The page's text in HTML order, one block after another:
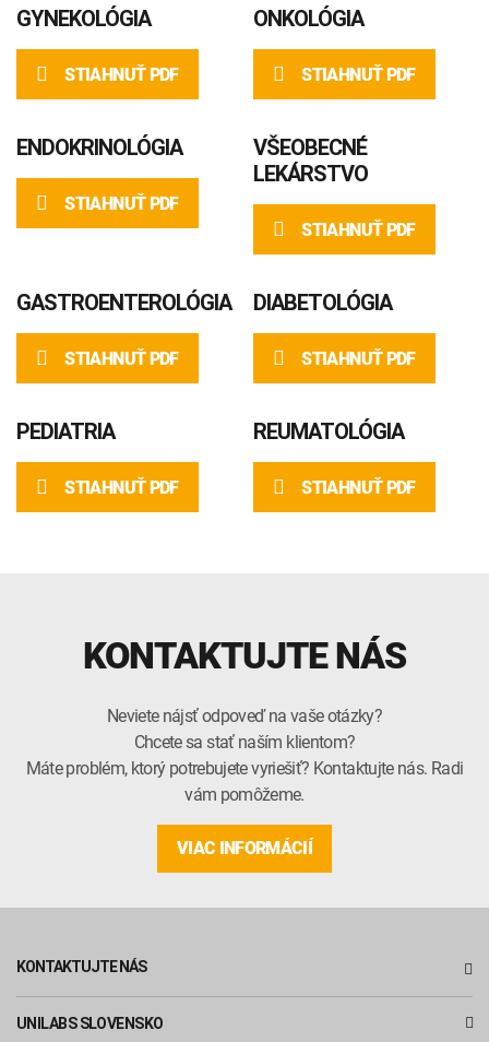
GYNEKOLÓGIA
STIAHNUŤ PDF
ONKOLÓGIA
STIAHNUŤ PDF
ENDOKRINOLÓGIA
STIAHNUŤ PDF
VŠEOBECNÉ
LEKÁRSTVO
STIAHNUŤ PDF
GASTROENTEROLÓGIA
STIAHNUŤ PDF
DIABETOLÓGIA
STIAHNUŤ PDF
PEDIATRIA
STIAHNUŤ PDF
REUMATOLÓGIA
STIAHNUŤ PDF
KONTAKTUJTE NÁS
Neviete nájsť odpoveď na vaše otázky?
Chcete sa stať naším klientom?
Máte problém, ktorý potrebujete vyriešiť? Kontaktujte nás. Radi
vám pomôžeme.
VIAC INFORMÁCIÍ
KONTAKTUJTE NÁS
UNILABS SLOVENSKO